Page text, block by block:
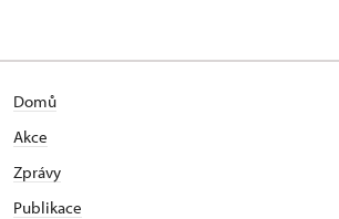
Domů
Akce
Zprávy
Publikace